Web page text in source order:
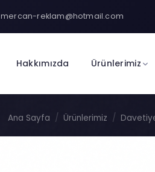
mercan-reklam@hotmail.com
Hakkımızda Ürünlerimiz
Ana Sayfa Ürünlerimiz